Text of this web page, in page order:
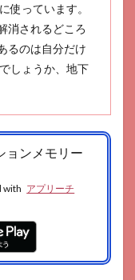
使っています。
消されるどころ
るのは自分だけ
しょうか、地下
ョンメモリー
with アプリーチ